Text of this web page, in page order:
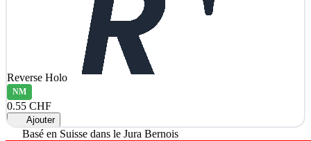
Reverse Holo
NM
0.55 CHF
Ajouter
Basé en Suisse dans le Jura Bernois